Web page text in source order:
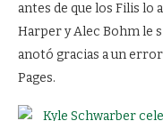
antes de que los Filis lo
Harper y Alec Bohm le
anotó gracias a un
Pages.